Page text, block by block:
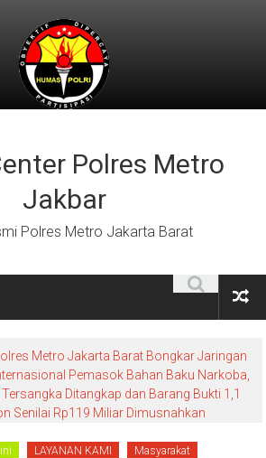
Polres Metro
Jakbar
Polres Metro Jakarta Barat
Metro Jakarta Barat Bongkar Jaringan
Pemasok Bahan Baku Narkoba,
Tersangka Ditangkap dan Barang Bukti 1,1
Senilai Rp119 Miliar Dimusnahkan
LAYANAN KAMI Masyarakat